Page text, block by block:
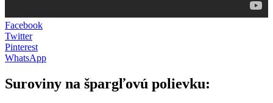
Facebook
Twitter
Pinterest
WhatsApp
Suroviny na špargľovú polievku: